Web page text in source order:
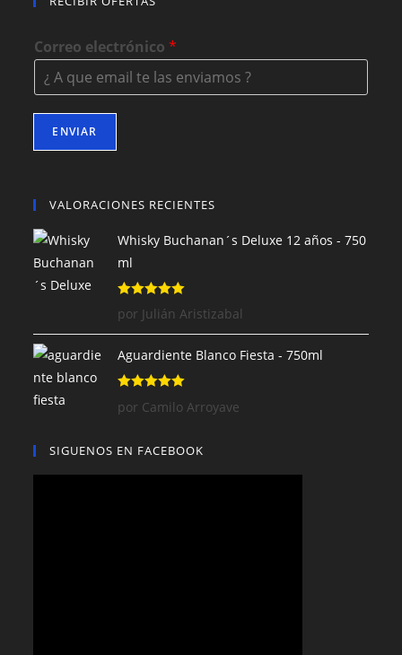
Correo electrónico*
ENVIAR
VALORACIONES RECIENTES
Whisky Buchanan´s Deluxe 12 años - 750
ml
Valorado con
por Julián Aristizabal
Aguardiente Blanco Fiesta - 750ml
Valorado con
por Camilo Arroyave
SIGUENOS EN FACEBOOK